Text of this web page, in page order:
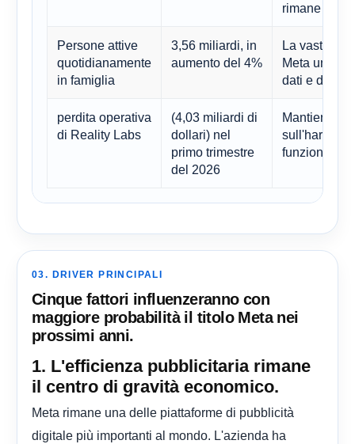
rimane il
Persone attive
quotidianamente
in famiglia
3,56 miliardi, in
aumento del 4%
La vasta
Meta uno
dati e
perdita operativa
di Reality Labs
(4,03 miliardi di
dollari) nel
primo trimestre
del 2026
Mantiene
funziona
03. DRIVER PRINCIPALI
Cinque fattori influenzeranno con
maggiore probabilità il titolo Meta nei
prossimi anni.
1. L'efficienza pubblicitaria rimane
il centro di gravità economico.
Meta rimane una delle piattaforme di pubblicità
digitale più importanti al mondo. L'azienda ha